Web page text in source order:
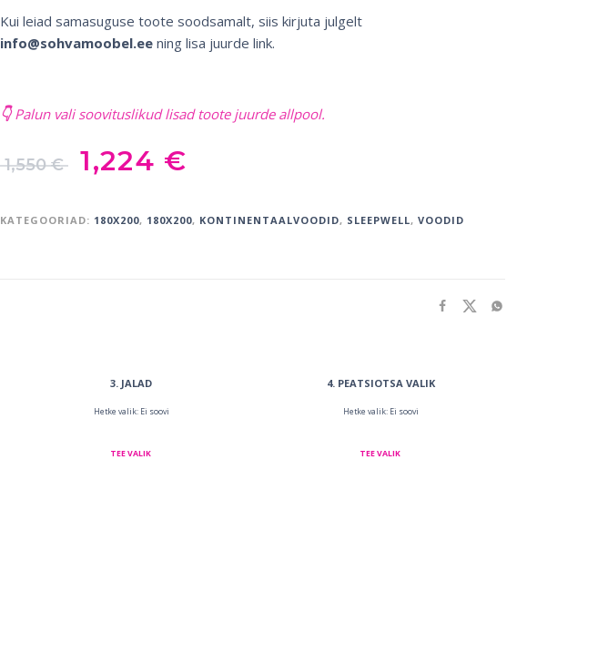
Kui leiad samasuguse toote soodsamalt, siis kirjuta julgelt
info@sohvamoobel.ee ning lisa juurde link.
👇Palun vali soovituslikud lisad toote juurde allpool.
1,550€ 1,224 €
KATEGOORIAD: 180X200, 180X200, KONTINENTAALVOODID, SLEEPWELL, VOODID
3 JALAD
Hetke valik: Ei soovi
TEE VALIK
4 PEATSIOTSA VALIK
Hetke valik: Ei soovi
TEE VALIK